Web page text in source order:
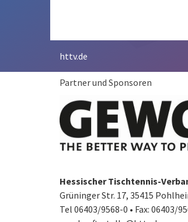
httv.de
Partner und Sponsoren
Hessischer Tischtennis-
Grüninger Str. 17, 35415
Tel 06403/9568-0 • Fax: 06403/